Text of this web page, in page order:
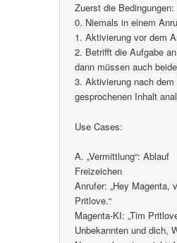
Zuerst die Bedingungen:
0. Niemals in einem
1. Aktivierung vor dem
2. Betrifft die Aufgabe
dann müssen auch
3. Aktivierung nach
gesprochenen Inhalt
Use Cases:
A. „Vermittlung“: Ablauf
Freizeichen
Anrufer: „Hey Magenta,
Pritlove.“
Magenta-KI: „Tim
Unbekannten und dich,